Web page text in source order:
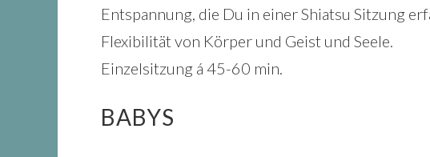
Entspannung, die Du in einer Shiatsu Sitzung
Flexibilität von Körper und Geist und Seele.
Einzelsitzung á 45-60 min.
BABYS